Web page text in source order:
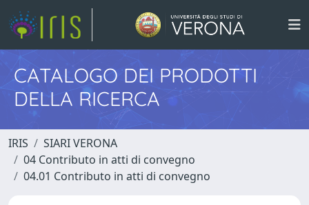
CATALOGO DEI PRODOTTI
DELLA RICERCA
IRIS
SIARI VERONA
04 Contributo in atti di convegno
04.01 Contributo in atti di convegno